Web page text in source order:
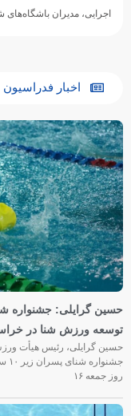
اجرایی، مدیران
اخبار فدراسیون
توسعه ورزش شنا در
حسین گرایلی، رئیس هیأت
روز جمعه‌ ۱۶